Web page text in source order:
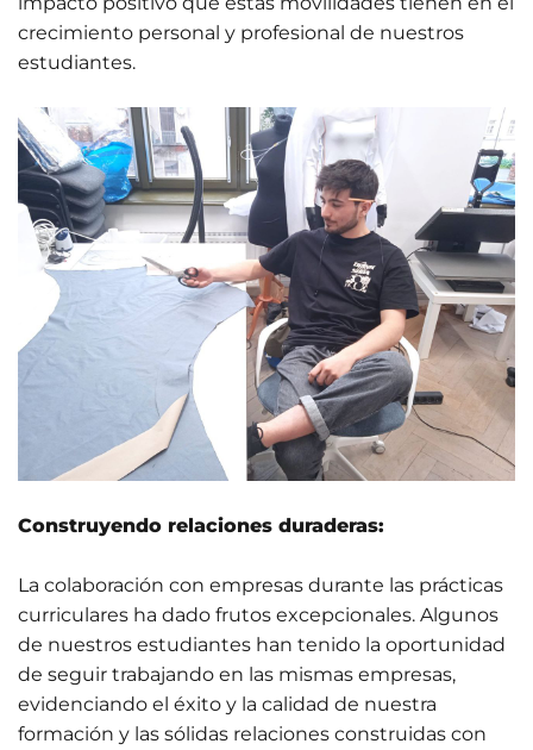
crecimiento personal y profesional de nuestros
estudiantes.
Construyendo relaciones duraderas:
La colaboración con empresas durante las prácticas
curriculares ha dado frutos excepcionales. Algunos
de nuestros estudiantes han tenido la oportunidad
de seguir trabajando en las mismas empresas,
evidenciando el éxito y la calidad de nuestra
formación y las sólidas relaciones construidas con